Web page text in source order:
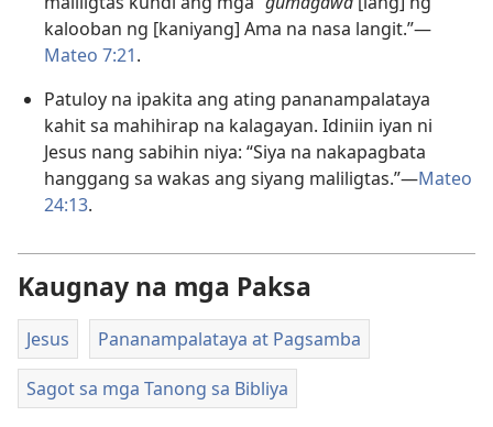
kalooban ng [kaniyang] Ama na nasa langit.”—
Mateo 7:21.
Patuloy na ipakita ang ating pananampalataya
kahit sa mahihirap na kalagayan. Idiniin iyan ni
Jesus nang sabihin niya: “Siya na nakapagbata
hanggang sa wakas ang siyang maliligtas.”—Mateo
24:13.
Kaugnay na mga Paksa
Jesus Pananampalataya at Pagsamba
Sagot sa mga Tanong sa Bibliya